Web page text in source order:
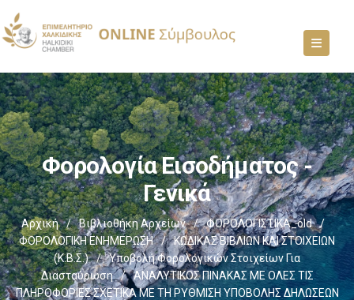
Φορολογία Εισοδήματος -
Γενικά
Αρχική / Βιβλιοθήκη Αρχείων / ΦΟΡΟΛΟΓΙΣΤΙΚΑ_old
/
ΦΟΡΟΛΟΓΙΚΗ ΕΝΗΜΕΡΩΣΗ
/
ΚΩΔΙΚΑΣ ΒΙΒΛΙΩΝ ΚΑΙ ΣΤΟΙΧΕΙΩΝ
(Κ.Β.Σ.)
/
Υποβολή Φορολογικών Στοιχείων Για
Διασταύρωση
/
ΑΝΑΛΥΤΙΚΟΣ ΠΙΝΑΚΑΣ ΜΕ ΟΛΕΣ ΤΙΣ
ΠΛΗΡΟΦΟΡΙΕΣ ΣΧΕΤΙΚΑ ΜΕ ΤΗ ΡΥΘΜΙΣΗ ΥΠΟΒΟΛΗΣ ΔΗΛΩΣΕΩΝ